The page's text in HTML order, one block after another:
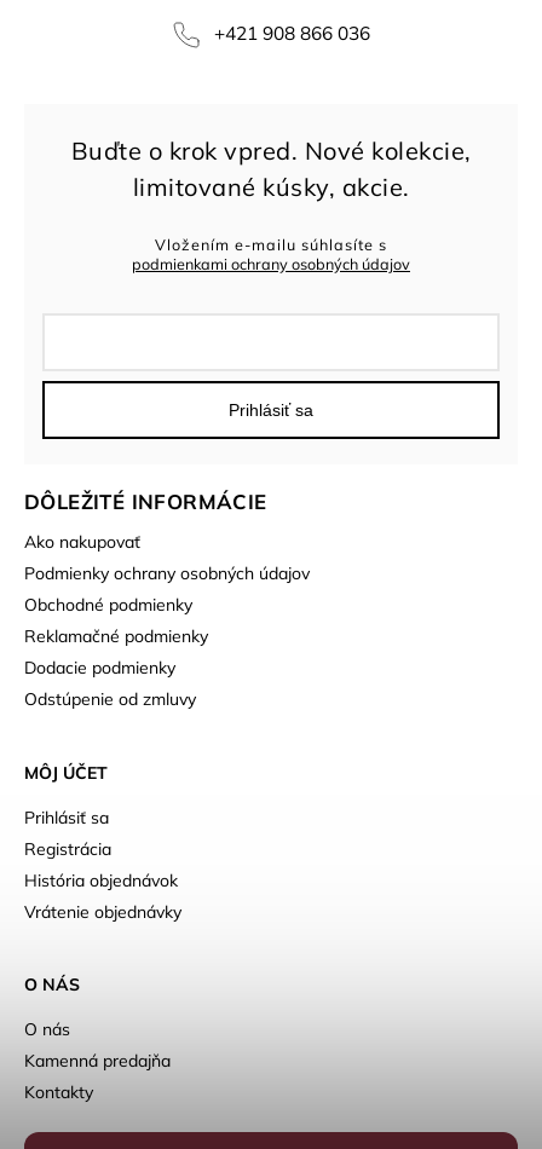
+421 908 866 036
DÔLEŽITÉ INFORMÁCIE
Ako nakupovať
Podmienky ochrany osobných údajov
Obchodné podmienky
Reklamačné podmienky
Dodacie podmienky
Odstúpenie od zmluvy
MÔJ ÚČET
Prihlásiť sa
Registrácia
História objednávok
Vrátenie objednávky
Vložením e-mailu súhlasíte s
podmienkami ochrany osobných údajov
Prihlásiť sa
O NÁS
O nás
Kamenná predajňa
Kontakty